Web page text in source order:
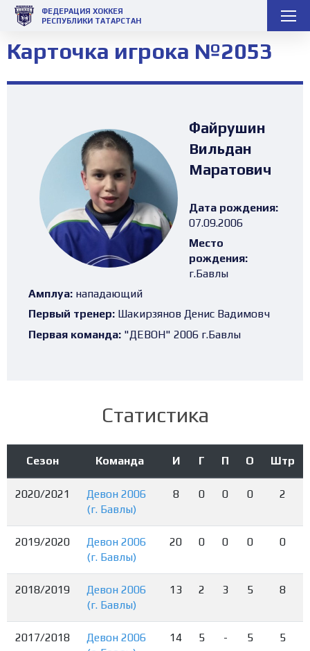
ФЕДЕРАЦИЯ ХОККЕЯ
РЕСПУБЛИКИ ТАТАРСТАН
Карточка игрока №2053
Файрушин
Вильдан
Маратович
Дата рождения:
07.09.2006
Место
рождения:
г.Бавлы
Амплуа: нападающий
Первый тренер: Шакирзянов Денис Вадимовч
Первая команда: "ДЕВОН" 2006 г.Бавлы
Статистика
Сезон Команда И Г П О Штр
2020/2021
Девон 2006
(г. Бавлы)
8 0 0 0 2
2019/2020
Девон 2006
(г. Бавлы)
20 0 0 0 0
2018/2019
Девон 2006
(г. Бавлы)
13 2 3 5 8
2017/2018
Девон 2006
14 5 - 5 5